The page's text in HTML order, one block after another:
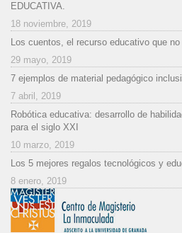
EDUCATIVA.
18 noviembre, 2019
Los cuentos, el recurso educativo que
29 mayo, 2019
7 ejemplos de material pedagógico
7 abril, 2019
Robótica educativa: desarrollo de
para el siglo XXI
10 marzo, 2019
Los 5 mejores regalos tecnológicos y
8 enero, 2019